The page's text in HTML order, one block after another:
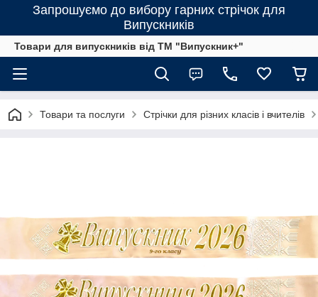
Запрошуємо до вибору гарних стрічок для
Випускників
Товари для випускників від ТМ "Випускник+"
Товари та послуги Стрічки для різних класів і вчителів